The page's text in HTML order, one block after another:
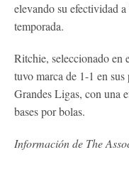
elevando su efectividad
temporada.
Ritchie, seleccionado en
tuvo marca de 1-1 en
Grandes Ligas, con una
bases por bolas.
Información de The